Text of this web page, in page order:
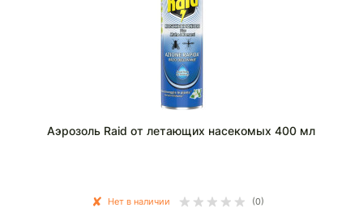
Аэрозоль Raid от летающих насекомых 400 мл
Нет в наличии (0)